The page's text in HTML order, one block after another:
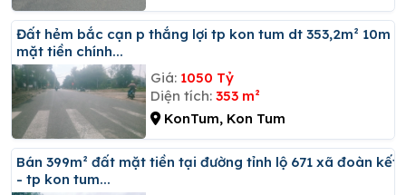
đất hẻm bắc cạn p thắng lợi tp kon tum dt 353,2m² 10m
mặt tiền chính...
Giá: 1050 Tỷ
Diện tích: 353 m²
KonTum, Kon Tum
Bán 399m² đất mặt tiền tại đường tỉnh lộ 671 xã đoàn kết
- tp kon tum...